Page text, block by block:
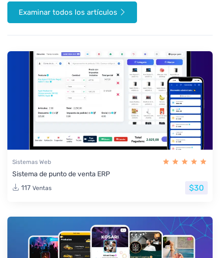
Examinar todos los artículos
Sistemas Web
Sistema de punto de venta ERP
117 Ventas $30